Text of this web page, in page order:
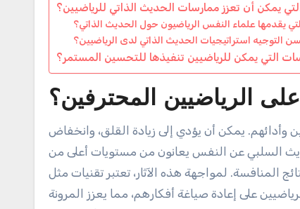
يمكن أن تعزز ممارسات الحديث الذاتي للرياضيين؟
يقدمها علماء النفس الرياضيون حول الحديث الذاتي؟
استراتيجيات الحديث الذاتي لدى الرياضيين؟
التي يمكن للرياضيين تنفيذها للتحسين المستمر؟
الرياضيين المحترفين؟
يمكن أن يؤدي إلى زيادة القلق، وانخفاض
السلبي عن النفس يعانون من مستويات أعلى من
المنافسة. لمواجهة هذه الآثار، تعتبر تقنيات مثل
على إعادة صياغة أفكارهم، مما يعزز المرونة